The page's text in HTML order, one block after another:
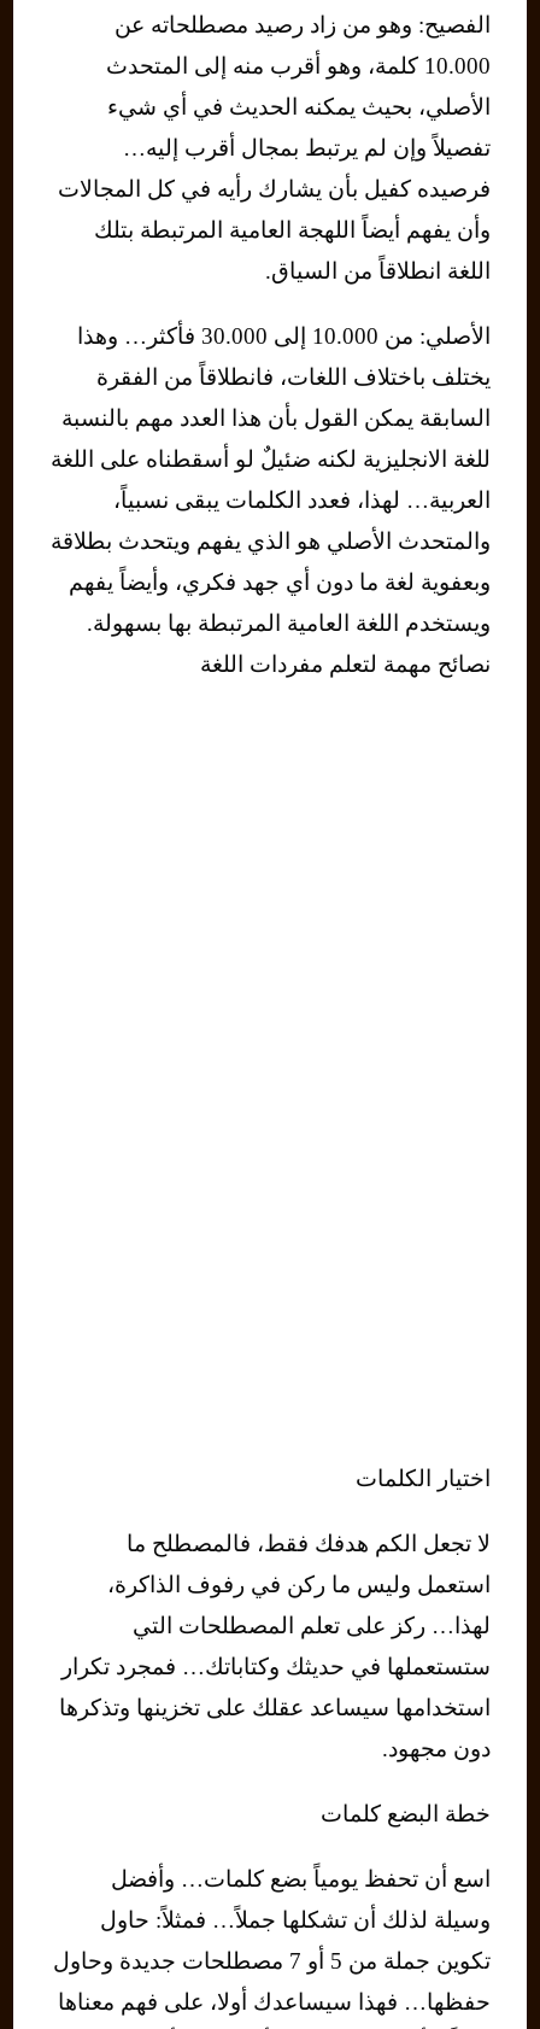
الفصيح: وهو من زاد رصيد مصطلحاته عن
10.000 كلمة، وهو أقرب منه إلى المتحدث
الأصلي، بحيث يمكنه الحديث في أي شيء
تفصيلاً وإن لم يرتبط بمجال أقرب إليه…
فرصيده كفيل بأن يشارك رأيه في كل المجالات
وأن يفهم أيضاً اللهجة العامية المرتبطة بتلك
اللغة انطلاقاً من السياق.
الأصلي: من 10.000 إلى 30.000 فأكثر… وهذا
يختلف باختلاف اللغات، فانطلاقاً من الفقرة
السابقة يمكن القول بأن هذا العدد مهم بالنسبة
للغة الانجليزية لكنه ضئيلٌ لو أسقطناه على اللغة
العربية… لهذا، فعدد الكلمات يبقى نسبياً،
والمتحدث الأصلي هو الذي يفهم ويتحدث بطلاقة
وبعفوية لغة ما دون أي جهد فكري، وأيضاً يفهم
ويستخدم اللغة العامية المرتبطة بها بسهولة.
نصائح مهمة لتعلم مفردات اللغة
اختيار الكلمات
لا تجعل الكم هدفك فقط، فالمصطلح ما
استعمل وليس ما ركن في رفوف الذاكرة،
لهذا… ركز على تعلم المصطلحات التي
ستستعملها في حديثك وكتاباتك… فمجرد تكرار
استخدامها سيساعد عقلك على تخزينها وتذكرها
دون مجهود.
خطة البضع كلمات
اسع أن تحفظ يومياً بضع كلمات… وأفضل
وسيلة لذلك أن تشكلها جملاً… فمثلاً: حاول
تكوين جملة من 5 أو 7 مصطلحات جديدة وحاول
حفظها… فهذا سيساعدك أولا، على فهم معناها